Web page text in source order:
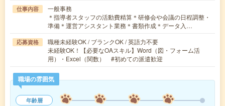
仕事内容
一般事務
＊指導者スタッフの活動費精算＊研修会や会議の日程調整・
準備＊運営アシスタント業務＊書類作成＊データ入…
応募資格
職種未経験OK / ブランクOK / 英語力不要
未経験OK！【必要なOAスキル】Word（図・フォーム活
用）・Excel（関数） #初めての派遣歓迎
職場の雰囲気
年齢層